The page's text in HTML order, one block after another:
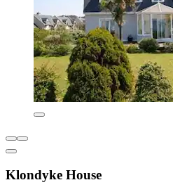
Klondyke House